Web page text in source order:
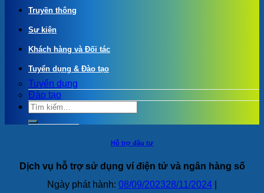
Truyền thông
Sự kiện
Khách hàng và Đối tác
Tuyển dụng & Đào tạo
Tuyển dụng
Đào tạo
Hỗ trợ đầu tư
Dịch vụ hỗ trợ sử dụng ví điện tử và ngân hàng số
Ngày phát hành: 08/09/202328/11/2024